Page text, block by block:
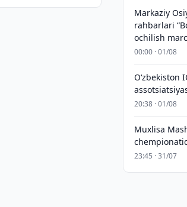
Markaziy
rahbarlari
ochilish
00:00 · 01/08
O‘zbekiston
20:38 · 01/08
Muxlisa
23:45 · 31/07